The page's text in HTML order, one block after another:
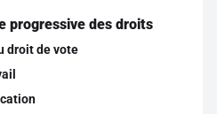
progressive des droits
droit de vote